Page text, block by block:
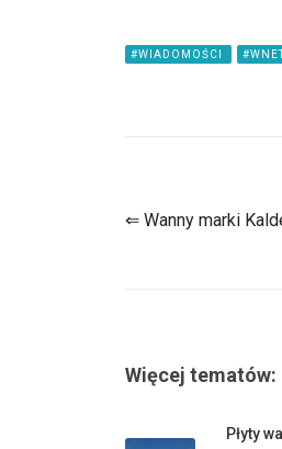
#WIADOMOŚCI
⇐ Wanny marki
Więcej tematów:
Płyty